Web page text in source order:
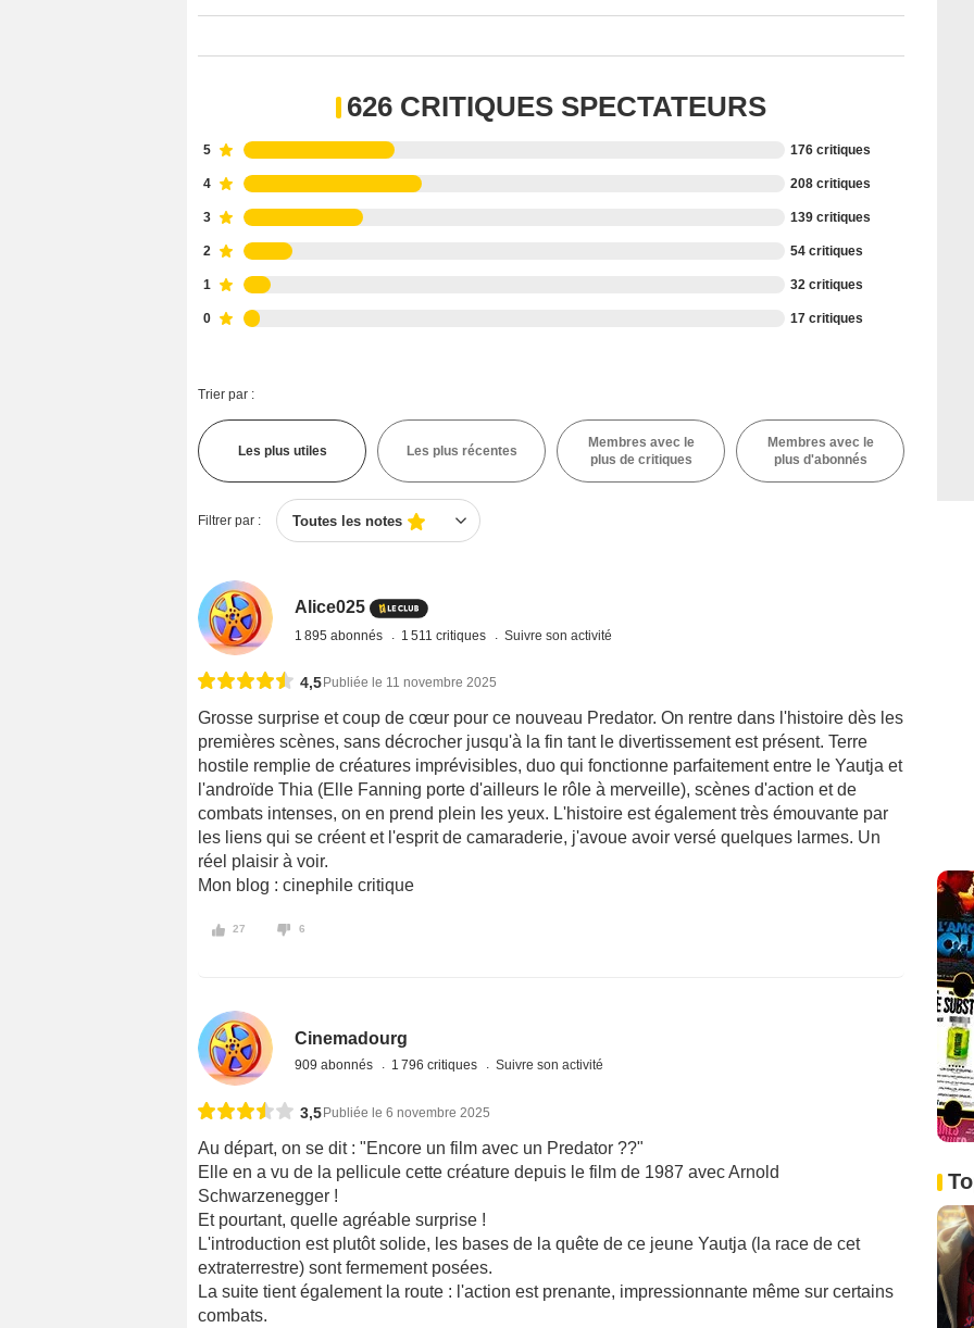
626 CRITIQUES SPECTATEURS
5 176 critiques
4 208 critiques
3 139 critiques
2 54 critiques
1 32 critiques
0 17 critiques
Trier par :
Les plus utiles Les plus récentes
Membres avec le
plus de critiques
Membres avec le
plus d'abonnés
Filtrer par : Toutes les notes
Alice025
1 895 abonnés 1 511 critiques Suivre son activité
4,5 Publiée le 11 novembre 2025
Grosse surprise et coup de cœur pour ce nouveau Predator. On rentre dans l'histoire dès les
premières scènes, sans décrocher jusqu'à la fin tant le divertissement est présent. Terre
hostile remplie de créatures imprévisibles, duo qui fonctionne parfaitement entre le Yautja et
l'androïde Thia (Elle Fanning porte d'ailleurs le rôle à merveille), scènes d'action et de
combats intenses, on en prend plein les yeux. L'histoire est également très émouvante par
les liens qui se créent et l'esprit de camaraderie, j'avoue avoir versé quelques larmes. Un
réel plaisir à voir.
Mon blog : cinephile critique
27 6
Cinemadourg
909 abonnés 1 796 critiques Suivre son activité
3,5Publiée le 6 novembre 2025
Au départ, on se dit : "Encore un film avec un Predator ??"
Elle en a vu de la pellicule cette créature depuis le film de 1987 avec Arnold
Schwarzenegger !
Et pourtant, quelle agréable surprise !
L'introduction est plutôt solide, les bases de la quête de ce jeune Yautja (la race de cet
extraterrestre) sont fermement posées.
La suite tient également la route : l'action est prenante, impressionnante même sur certains
combats.